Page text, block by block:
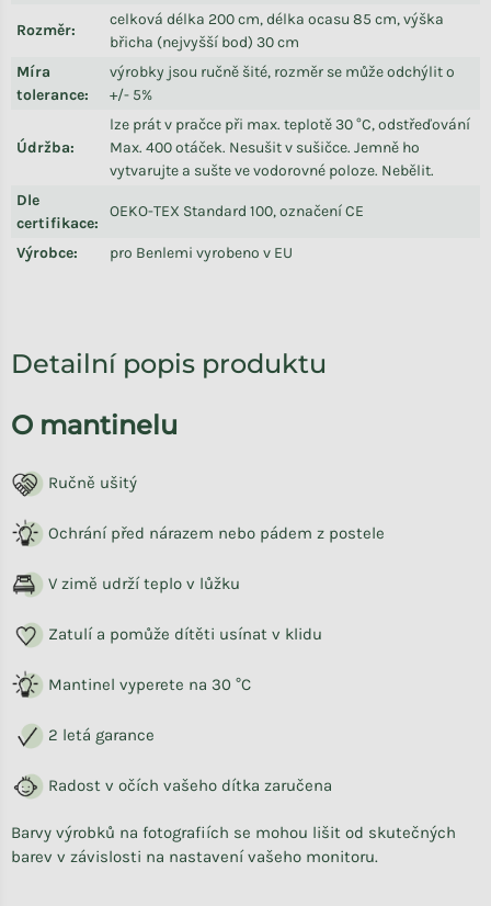
Rozměr:
celková délka 200 cm, délka ocasu 85 cm, výška
břicha (nejvyšší bod) 30 cm
Míra
tolerance:
výrobky jsou ručně šité, rozměr se může odchýlit o
+/- 5%
Údržba:
lze prát v pračce při max. teplotě 30 °C, odstřeďování
Max. 400 otáček. Nesušit v sušičce. Jemně ho
vytvarujte a sušte ve vodorovné poloze. Nebělit.
Dle
certifikace:
OEKO-TEX Standard 100, označení CE
Výrobce: pro Benlemi vyrobeno v EU
Detailní popis produktu
O mantinelu
Ručně ušitý
Ochrání před nárazem nebo pádem z postele
V zimě udrží teplo v lůžku
Zatulí a pomůže dítěti usínat v klidu
Mantinel vyperete na 30 °C
2 letá garance
Radost v očích vašeho dítka zaručena
Barvy výrobků na fotografiích se mohou lišit od skutečných
barev v závislosti na nastavení vašeho monitoru.